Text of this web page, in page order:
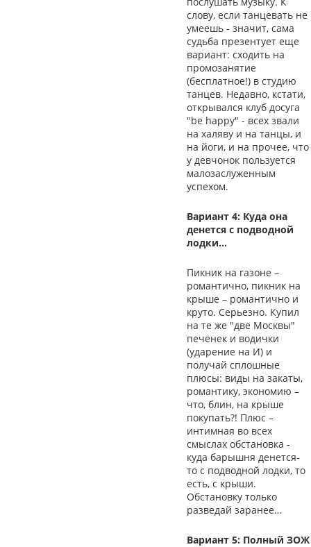
слову, если танцевать не
умеешь - значит, сама
судьба презентует еще
вариант: сходить на
промозанятие
(бесплатное!) в студию
танцев. Недавно, кстати,
открывался клуб досуга
"be happy" - всех звали
на халяву и на танцы, и
на йоги, и на прочее, что
у девчонок пользуется
малозаслуженным
успехом.
Вариант 4: Куда она
денется с подводной
лодки…
Пикник на газоне –
романтично, пикник на
крыше – романтично и
круто. Серьезно. Купил
на те же "две Москвы"
печенек и водички
(ударение на И) и
получай сплошные
плюсы: виды на закаты,
романтику, экономию –
что, блин, на крыше
покупать?! Плюс –
интимная во всех
смыслах обстановка -
куда барышня денется-
то с подводной лодки, то
есть, с крыши.
Обстановку только
разведай заранее…
Вариант 5: Полный ЗОЖ